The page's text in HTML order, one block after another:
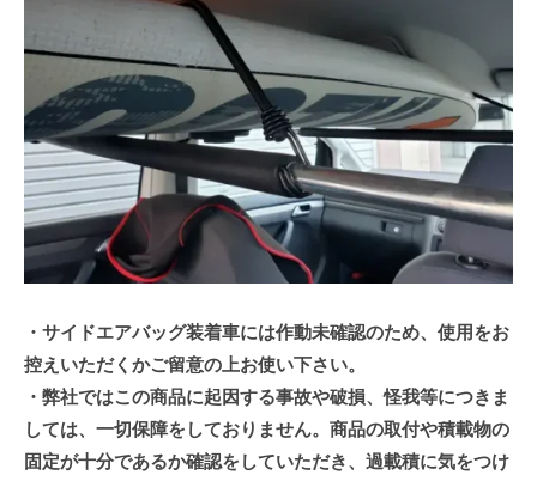
・サイドエアバッグ装着車には作動未確認のため、使用をお
控えいただくかご留意の上お使い下さい。
・弊社ではこの商品に起因する事故や破損、怪我等につきま
しては、一切保障をしておりません。商品の取付や積載物の
固定が十分であるか確認をしていただき、過載積に気をつけ